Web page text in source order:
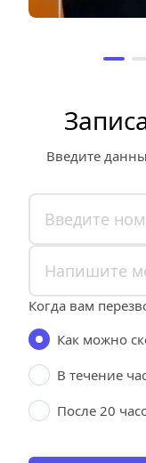
Введите
Когда вам
Как можно
В течение
После 20